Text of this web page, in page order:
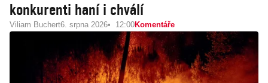
konkurenti haní i chválí
Viliam Buchert6. srpna 2026 12:00Komentáře